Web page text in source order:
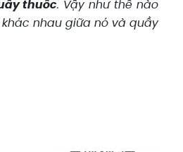
thuốc. Vậy như thế nào
nhau giữa nó và quầy